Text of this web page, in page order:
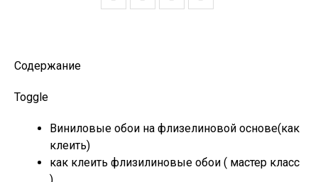
Содержание
Toggle
Виниловые обои на флизелиновой основе(как
клеить)
как клеить флизилиновые обои ( мастер класс